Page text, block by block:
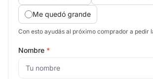
Me quedó grande
Con esto ayudás al próximo comprador a pedir
Nombre *